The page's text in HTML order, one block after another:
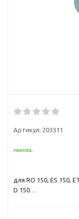
Артикул: 203311
для RO 150, ES 150,
D 150